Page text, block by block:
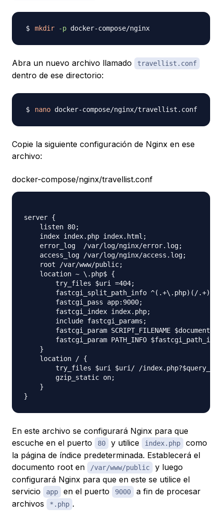
mkdir -p
Abra un nuevo archivo llamado travellist.conf
dentro de ese directorio:
nano
Copie la siguiente configuración de Nginx en ese
archivo:
docker-compose/nginx/travellist.conf
server {
    listen 80;
    index index.php index.html;
    error_log  /var/log/nginx/error.log;
    access_log /var/log/nginx/access.log;
    root /var/www/public;
    location ~ \.php$ {
        try_files $uri =404;
        fastcgi_split_path_info ^(.+\.php)(/.+)$;
        fastcgi_pass app:9000;
        fastcgi_index index.php;
        include fastcgi_params;
fastcgi_param SCRIPT_FILENAME
fastcgi_param PATH_INFO
    }
    location / {
try_files $uri $uri/ /
        gzip_static on;
    }
En este archivo se configurará Nginx para que
escuche en el puerto
80 y utilice index.php
como
la página de índice predeterminada. Establecerá el
documento root en
/var/www/public
y luego
configurará Nginx para que en este se utilice el
servicio
app en el puerto 9000
a fin de procesar
archivos
*.php .